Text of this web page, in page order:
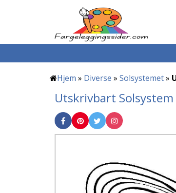
Hjem » Diverse » Solsystemet»
Utskrivbart